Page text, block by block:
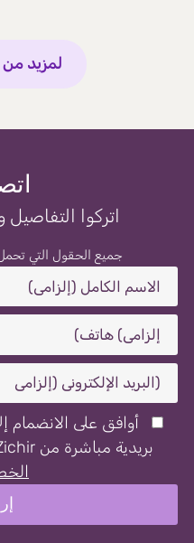
لمزيد
اتركوا
جميع الحقول التي
أوافق على الانضمام
بريدية مباشرة من Zichir، مع مراعاة ما يلي